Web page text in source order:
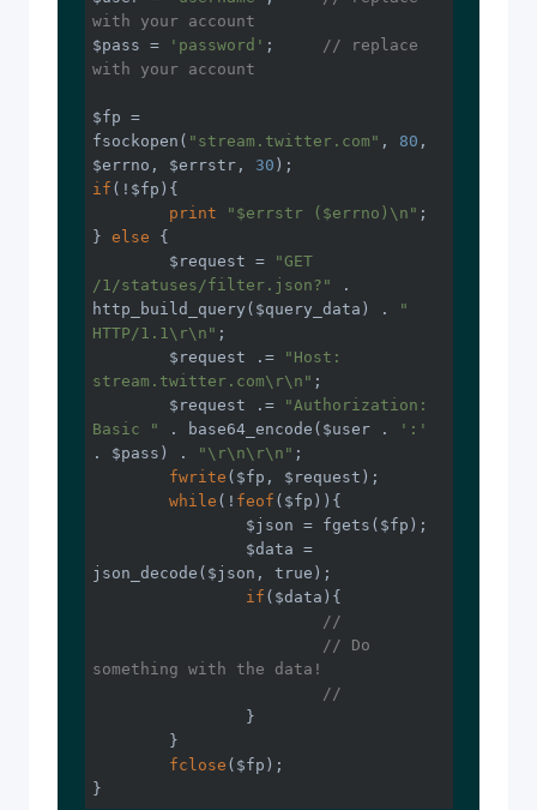
with your account
$pass =
'password'
// replace
with your account
$fp =
fsockopen( "stream.twitter.com" , 80 ,
$errno, $errstr, 30
if (!$fp){
print
"$errstr ($errno)\n" ;
} else {
	$request =
"GET
/1/statuses/filter.json?"
.
http_build_query($query_data) .
"
HTTP/1.1\r\n" ;
	$request .=
"Host:
stream.twitter.com\r\n" ;
	$request .=
"Authorization:
Basic "
. base64_encode($user .
':'
. $pass) .
"\r\n\r\n" ;
fwrite ($fp, $request);
while (! feof ($fp)){
json_decode($json, true);
if ($data){
//
// Do
something with the data!
//
fclose ($fp);
}